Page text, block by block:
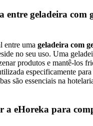
entre geladeira com
entre uma geladeira com
no seu uso. Uma
produtos e mantê-los
especificamente
são essenciais na
a eHoreka para